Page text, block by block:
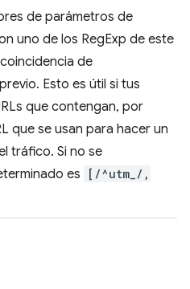
de parámetros de
uno de los RegExp de este
de
Esto es útil si tus
que contengan, por
que se usan para hacer un
tráfico. Si no se
es
[/^utm_/,